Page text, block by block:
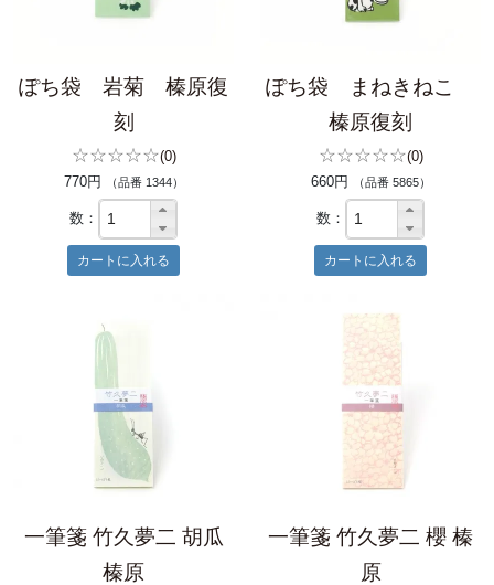
ぽち袋 岩菊 榛原復
刻
☆☆☆☆☆(0)
770円
（品番 1344）
数：
ぽち袋 まねきねこ
榛原復刻
☆☆☆☆☆(0)
660円
（品番 5865）
数：
一筆箋 竹久夢二 胡瓜
榛原
一筆箋 竹久夢二 櫻 榛
原